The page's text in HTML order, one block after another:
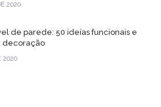
2020
de parede: 50 ideias funcionais e
decoração
2020